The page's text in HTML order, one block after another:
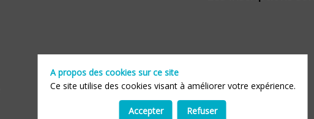
A propos des cookies sur ce site
Ce site utilise des cookies visant à améliorer votre expérience.
Accepter Refuser